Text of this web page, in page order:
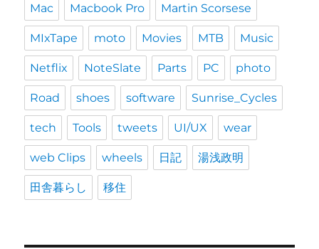
Mac Macbook Pro Martin Scorsese
MIxTape moto Movies MTB Music
Netflix NoteSlate Parts PC photo
Road shoes software Sunrise_Cycles
tech Tools tweets UI/UX wear
web Clips wheels 日記 湯浅政明
田舎暮らし 移住